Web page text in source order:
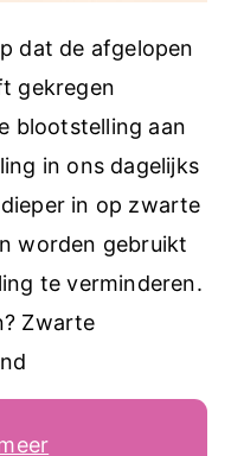
dat de afgelopen
gekregen
blootstelling aan
in ons dagelijks
in op zwarte
worden gebruikt
te verminderen.
Zwarte